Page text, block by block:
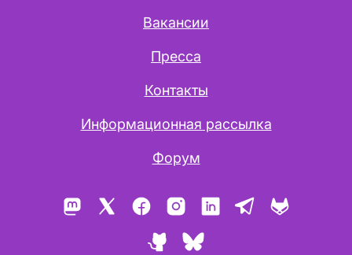
Вакансии
Пресса
Контакты
Информационная рассылка
Форум
Mastodon FacebookInstagramLinkedInTelegram
GitHubBluesky